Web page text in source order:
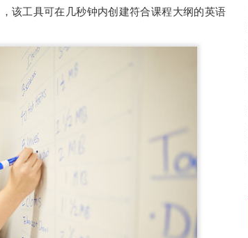
该工具可在几秒钟内创建符合课程大纲的英语